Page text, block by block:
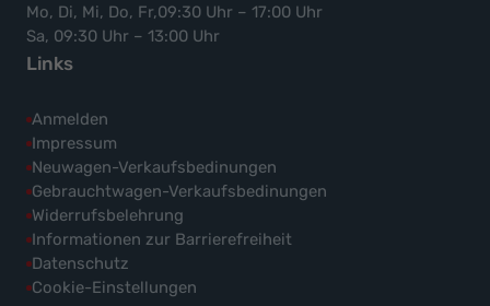
Mo, Di, Mi, Do, Fr,09:30 Uhr – 17:00 Uhr
Sa, 09:30 Uhr – 13:00 Uhr
Links
Anmelden
Impressum
Neuwagen-Verkaufsbedinungen
Gebrauchtwagen-Verkaufsbedinungen
Widerrufsbelehrung
Informationen zur Barrierefreiheit
Datenschutz
Cookie-Einstellungen